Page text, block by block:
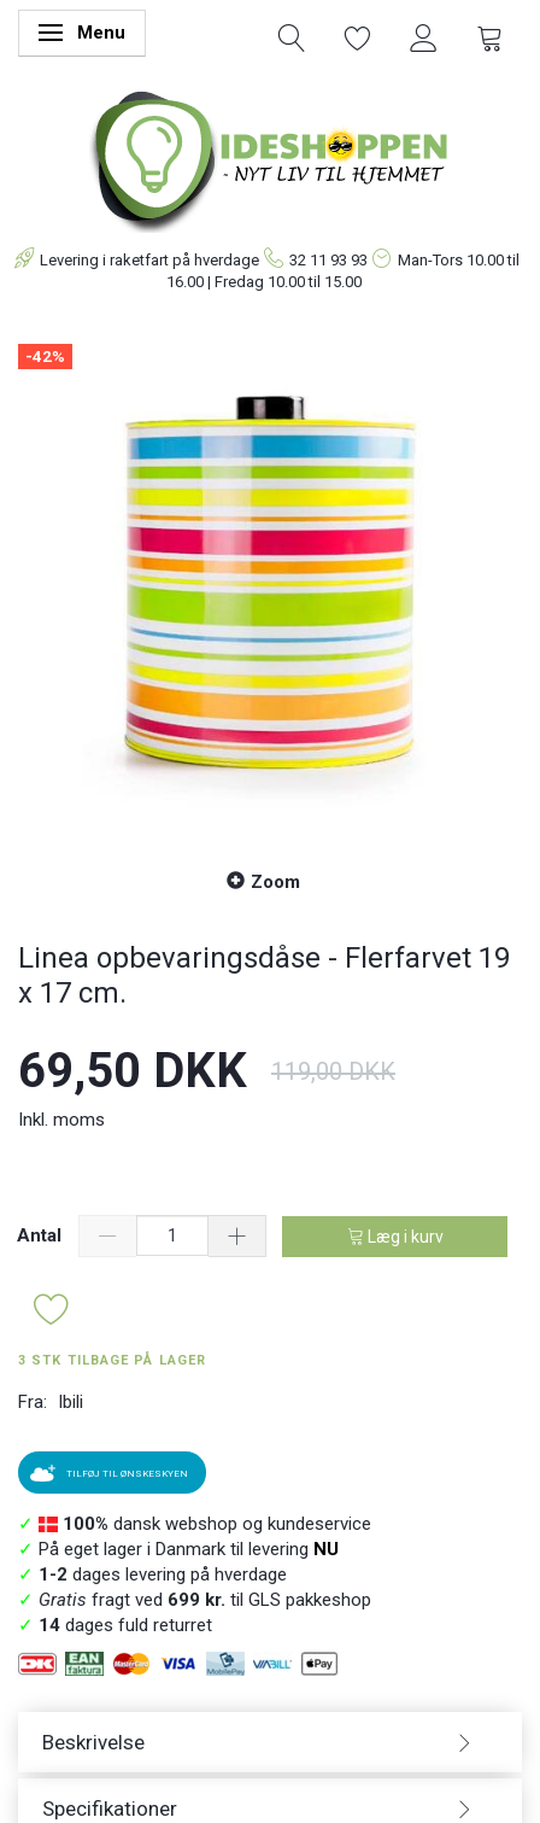
Skifte navigation
Menu
Levering i raketfart på hverdage 32 11 93 93 Man-Tors 10.00 til
16.00 | Fredag 10.00 til 15.00
-42%
Zoom
Linea opbevaringsdåse - Flerfarvet 19
x 17 cm.
69,50 DKK 119,00 DKK
Inkl. moms
Antal Læg i kurv
3 STK TILBAGE PÅ LAGER
Fra: Ibili
TILFØJ TIL ØNSKESKYEN
✓ 100% dansk webshop og kundeservice
✓ På eget lager i Danmark til levering NU
✓ 1-2 dages levering på hverdage
✓ Gratis fragt ved 699 kr. til GLS pakkeshop
✓ 14 dages fuld returret
Beskrivelse
Specifikationer